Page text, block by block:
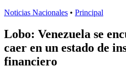
Noticias Nacionales • Principal
Lobo: Venezuela se
caer en un estado de
financiero